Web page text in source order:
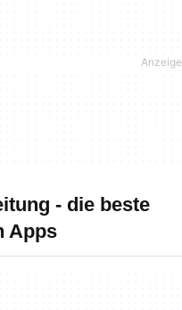
- die beste
Apps